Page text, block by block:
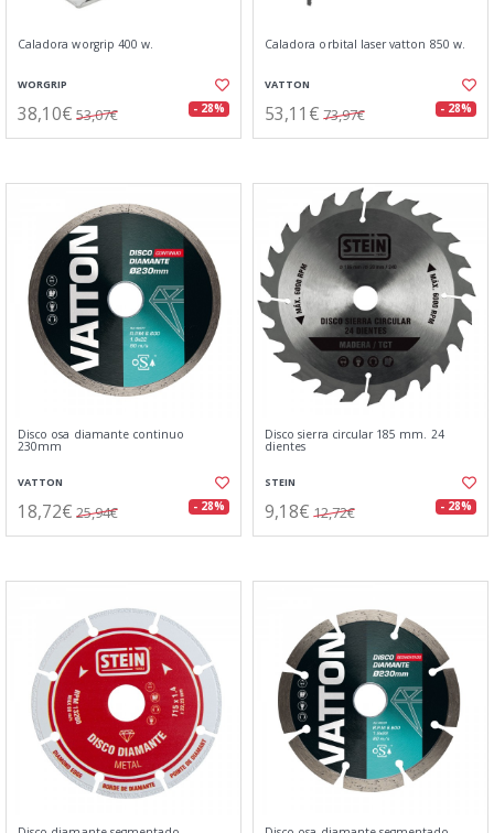
Caladora worgrip 400 w.
WORGRIP
38,10€ 53,07€ - 28%
Caladora orbital laser vatton 850 w.
VATTON
53,11€ 73,97€ - 28%
Disco osa diamante continuo
230mm
VATTON
18,72€ 25,94€ - 28%
Disco sierra circular 185 mm. 24
dientes
STEIN
9,18€ 12,72€ - 28%